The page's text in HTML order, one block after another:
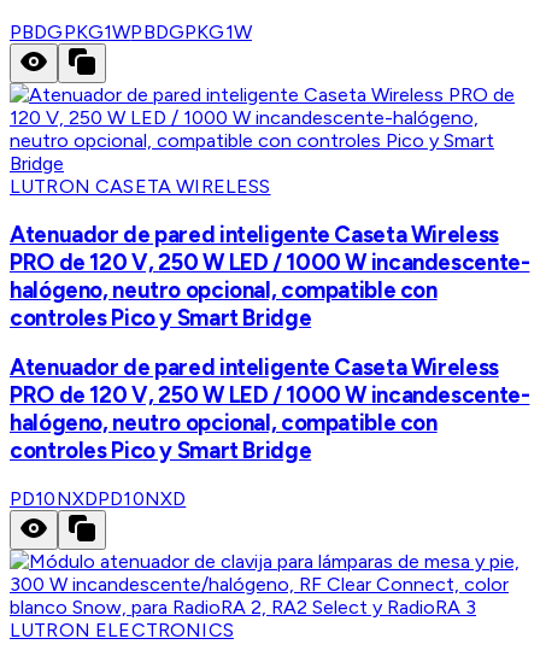
PBDGPKG1WPBDGPKG1W
LUTRON CASETA WIRELESS
Atenuador de pared inteligente Caseta Wireless
PRO de 120 V, 250 W LED / 1000 W incandescente-
halógeno, neutro opcional, compatible con
controles Pico y Smart Bridge
Atenuador de pared inteligente Caseta Wireless
PRO de 120 V, 250 W LED / 1000 W incandescente-
halógeno, neutro opcional, compatible con
controles Pico y Smart Bridge
PD10NXDPD10NXD
LUTRON ELECTRONICS